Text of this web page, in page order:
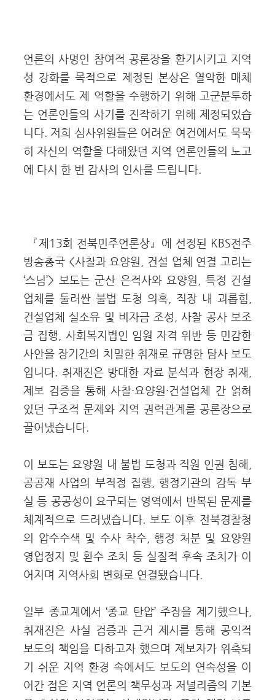
언론의 사명인 참여적 공론장을 환기시키고 지역
성 강화를 목적으로 제정된 본상은 열악한 매체
환경에서도 제 역할을 수행하기 위해 고군분투하
는 언론인들의 사기를 진작하기 위해 제정되었습
니다. 저희 심사위원들은 어려운 여건에서도 묵묵
히 자신의 역할을 다해왔던 지역 언론인들의 노고
에 다시 한 번 감사의 인사를 드립니다.
『제13회 전북민주언론상』에 선정된 KBS전주
방송총국 <사찰과 요양원, 건설 업체 연결 고리는
‘스님’> 보도는 군산 은적사와 요양원, 특정 건설
업체를 둘러싼 불법 도청 의혹, 직장 내 괴롭힘,
건설업체 실소유 및 비자금 조성, 사찰 공사 보조
금 집행, 사회복지법인 임원 자격 위반 등 민감한
사안을 장기간의 치밀한 취재로 규명한 탐사 보도
입니다. 취재진은 방대한 자료 분석과 현장 취재,
제보 검증을 통해 사찰·요양원·건설업체 간 얽혀
있던 구조적 문제와 지역 권력관계를 공론장으로
끌어냈습니다.
이 보도는 요양원 내 불법 도청과 직원 인권 침해,
공공재 사업의 부적정 집행, 행정기관의 감독 부
실 등 공공성이 요구되는 영역에서 반복된 문제를
체계적으로 드러냈습니다. 보도 이후 전북경찰청
의 압수수색 및 수사 착수, 행정 처분 및 요양원
영업정지 및 환수 조치 등 실질적 후속 조치가 이
어지며 지역사회 변화로 연결됐습니다.
일부 종교계에서 ‘종교 탄압’ 주장을 제기했으나,
취재진은 사실 검증과 근거 제시를 통해 공익적
보도의 책임을 다하고자 했으며 제보자가 위축되
기 쉬운 지역 환경 속에서도 보도의 연속성을 이
어간 점은 지역 언론의 책무성과 저널리즘의 기본